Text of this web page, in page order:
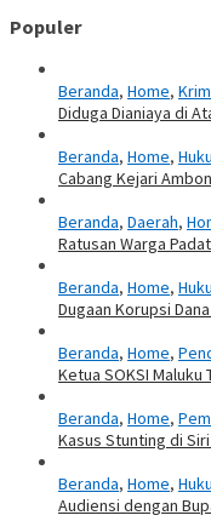
Populer
Beranda, Home,
Diduga Dianiaya di
Beranda, Home,
Cabang Kejari
Beranda, Daerah,
Ratusan Warga
Beranda, Home,
Dugaan Korupsi
Beranda, Home,
Ketua SOKSI
Beranda, Home,
Kasus Stunting di
Beranda, Home,
Audiensi dengan